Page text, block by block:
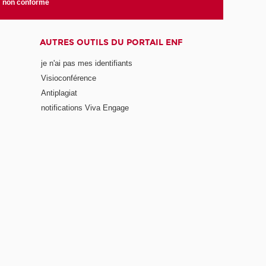
conforme
AUTRES OUTILS DU PORTAIL ENF
je n'ai pas mes identifiants
Visioconférence
Antiplagiat
notifications Viva Engage